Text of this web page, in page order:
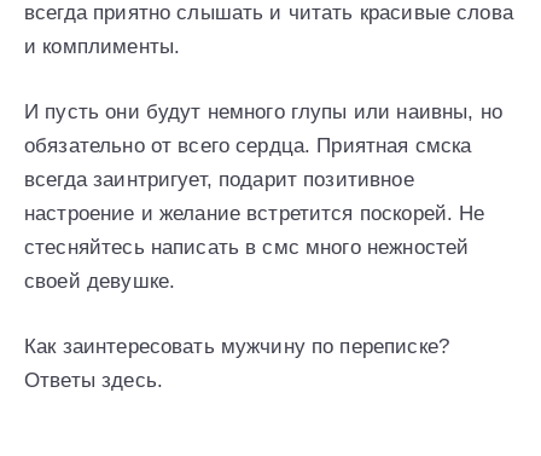
всегда приятно слышать и читать красивые слова
и комплименты.
И пусть они будут немного глупы или наивны, но
обязательно от всего сердца. Приятная смска
всегда заинтригует, подарит позитивное
настроение и желание встретится поскорей. Не
стесняйтесь написать в смс много нежностей
своей девушке.
Как заинтересовать мужчину по переписке?
Ответы здесь.